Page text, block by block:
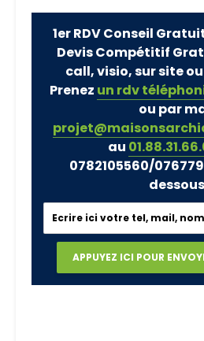
1er RDV Conseil
Devis Compétitif
call, visio, sur site
Prenez un rdv
ou par
au
0782105560/
dessous